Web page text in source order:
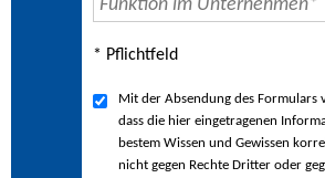
* Pflichtfeld
Mit der Absendung des Formulars
dass die hier eingetragenen
bestem Wissen und Gewissen
nicht gegen Rechte Dritter oder